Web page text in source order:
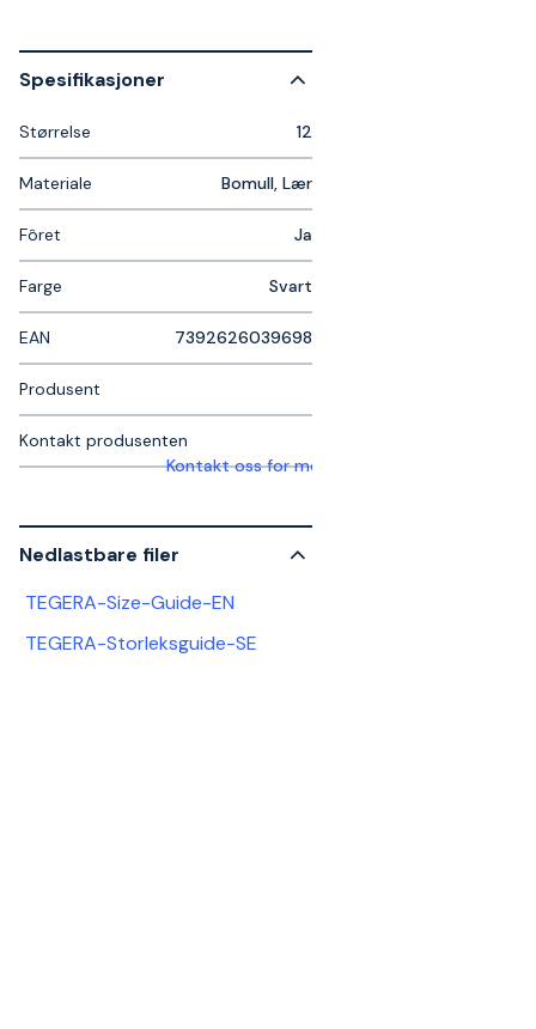
Spesifikasjoner
Størrelse 12
Materiale Bomull, Lær
Fôret Ja
Farge Svart
EAN 7392626039698
Produsent
Kontakt produsenten
Kontakt oss for mer informasjon
Nedlastbare filer
TEGERA-Size-Guide-EN
TEGERA-Storleksguide-SE